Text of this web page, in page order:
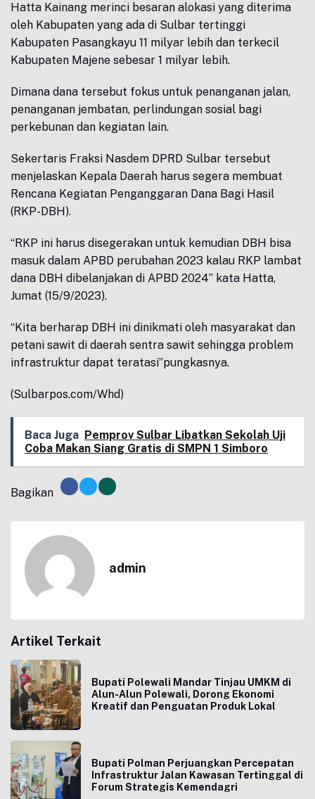
Hatta Kainang merinci besaran alokasi yang diterima
oleh Kabupaten yang ada di Sulbar tertinggi
Kabupaten Pasangkayu 11 milyar lebih dan terkecil
Kabupaten Majene sebesar 1 milyar lebih.
Dimana dana tersebut fokus untuk penanganan jalan,
penanganan jembatan, perlindungan sosial bagi
perkebunan dan kegiatan lain.
Sekertaris Fraksi Nasdem DPRD Sulbar tersebut
menjelaskan Kepala Daerah harus segera membuat
Rencana Kegiatan Penganggaran Dana Bagi Hasil
(RKP-DBH).
“RKP ini harus disegerakan untuk kemudian DBH bisa
masuk dalam APBD perubahan 2023 kalau RKP lambat
dana DBH dibelanjakan di APBD 2024” kata Hatta,
Jumat (15/9/2023).
“Kita berharap DBH ini dinikmati oleh masyarakat dan
petani sawit di daerah sentra sawit sehingga problem
infrastruktur dapat teratasi”pungkasnya.
(Sulbarpos.com/Whd)
Baca Juga Pemprov Sulbar Libatkan Sekolah Uji
Coba Makan Siang Gratis di SMPN 1 Simboro
Bagikan
admin
Artikel Terkait
Bupati Polewali Mandar Tinjau UMKM di
Alun-Alun Polewali, Dorong Ekonomi
Kreatif dan Penguatan Produk Lokal
Bupati Polman Perjuangkan Percepatan
Infrastruktur Jalan Kawasan Tertinggal di
Forum Strategis Kemendagri